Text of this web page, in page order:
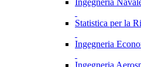
Ingegneria
Statistica per la
Ingegneria
Ingegneria